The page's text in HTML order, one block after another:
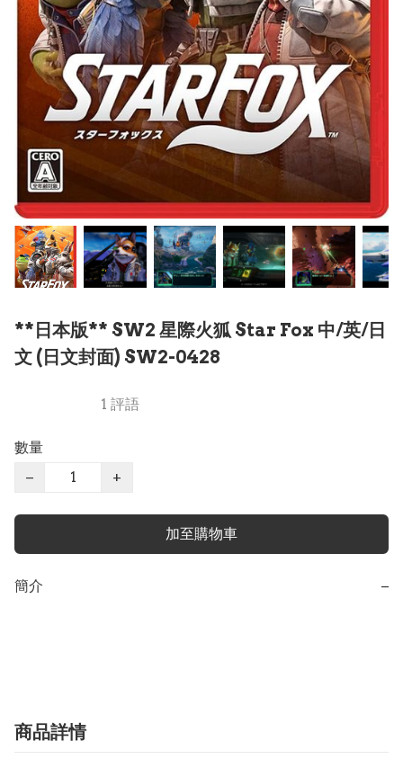
**日本版** SW2 星際火狐 Star Fox 中/英/日
文 (日文封面) SW2-0428
1 評語
數量
−
+
加至購物車
簡介 −
商品詳情